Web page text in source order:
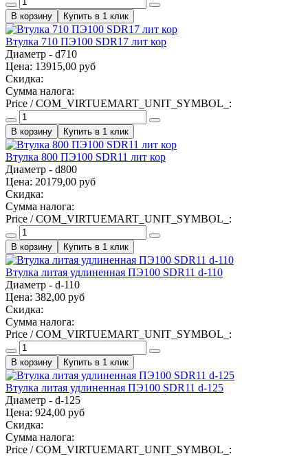
Купить в 1 клик
Втулка 710 ПЭ100 SDR17 лит кор
Диаметр - d710
Цена: 13915,00 руб
Скидка:
Сумма налога:
Price / COM_VIRTUEMART_UNIT_SYMBOL_:
Купить в 1 клик
Втулка 800 ПЭ100 SDR11 лит кор
Диаметр - d800
Цена: 20179,00 руб
Скидка:
Сумма налога:
Price / COM_VIRTUEMART_UNIT_SYMBOL_:
Купить в 1 клик
Втулка литая удлиненная ПЭ100 SDR11 d-110
Диаметр - d-110
Цена: 382,00 руб
Скидка:
Сумма налога:
Price / COM_VIRTUEMART_UNIT_SYMBOL_:
Купить в 1 клик
Втулка литая удлиненная ПЭ100 SDR11 d-125
Диаметр - d-125
Цена: 924,00 руб
Скидка:
Сумма налога:
Price / COM_VIRTUEMART_UNIT_SYMBOL_: